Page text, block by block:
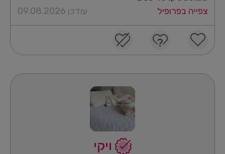
צפייה בפרופיל
עודכן 09.08.2026
ויקי